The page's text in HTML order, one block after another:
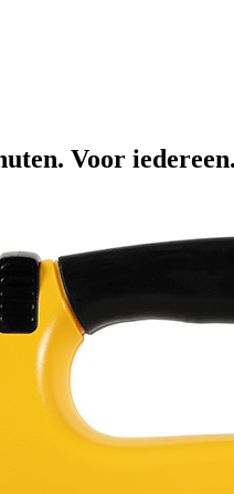
Voor